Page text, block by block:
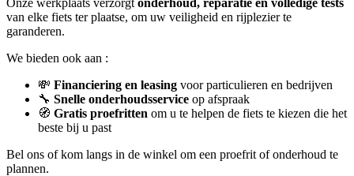
van elke fiets ter plaatse, om uw veiligheid en rijplezier te
garanderen.
We bieden ook aan :
💸 Financiering en leasing voor particulieren en bedrijven
🔧 Snelle onderhoudsservice op afspraak
🧭 Gratis proefritten om u te helpen de fiets te kiezen die het
beste bij u past
Bel ons of kom langs in de winkel om een proefrit of onderhoud te
plannen.